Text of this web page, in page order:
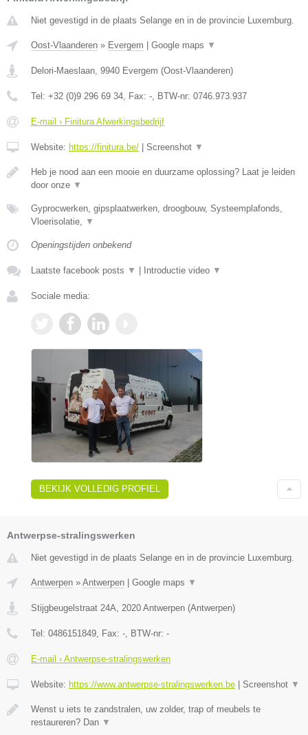
Niet gevestigd in de plaats Selange en in de provincie Luxemburg.
Oost-Vlaanderen » Evergem | Google maps ▼
Delori-Maeslaan 9940 Evergem (Oost-Vlaanderen)
Tel: +32 (0)9 296 69 34 , Fax: - , BTW-nr: 0746.973.937
E-mail › Finitura Afwerkingsbedrijf
Website: https://finitura.be/ | Screenshot ▼
Heb je nood aan een mooie en duurzame oplossing? Laat je leiden
door onze ▼
Gyprocwerken, gipsplaatwerken, droogbouw, Systeemplafonds,
Vloerisolatie,
▼
Openingstijden onbekend
Laatste facebook posts ▼ | Introductie video ▼
Sociale media:
BEKIJK VOLLEDIG PROFIEL
Antwerpse-stralingswerken
Niet gevestigd in de plaats Selange en in de provincie Luxemburg.
Antwerpen » Antwerpen Google maps ▼
Stijgbeugelstraat 24A, 2020 Antwerpen (Antwerpen)
Tel: 0486151849, Fax: -, BTW-nr: -
E-mail › Antwerpse-stralingswerken
Website: https://www.antwerpse-stralingswerken.be Screenshot ▼
Wenst u iets te zandstralen, uw zolder, trap of meubels te
restaureren? Dan ▼